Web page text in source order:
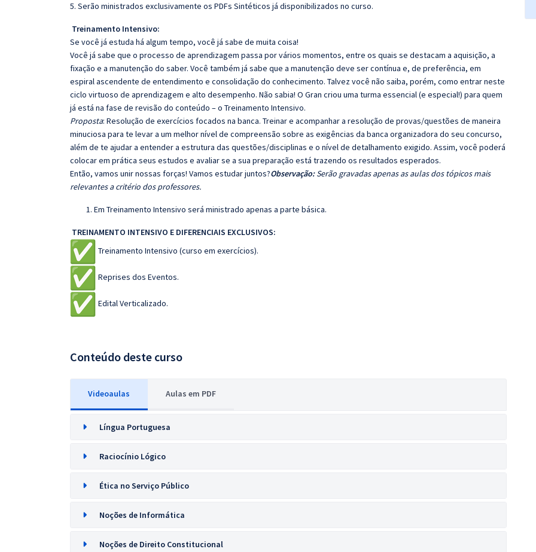
5. Serão ministrados exclusivamente os PDFs Sintéticos já disponibilizados no curso.
Treinamento Intensivo:
Se você já estuda há algum tempo, você já sabe de muita coisa!
Você já sabe que o processo de aprendizagem passa por vários momentos, entre os quais se destacam a aquisição, a
fixação e a manutenção do saber. Você também já sabe que a manutenção deve ser contínua e, de preferência, em
espiral ascendente de entendimento e consolidação do conhecimento. Talvez você não saiba, porém, como entrar neste
ciclo virtuoso de aprendizagem e alto desempenho. Não sabia! O Gran criou uma turma essencial (e especial!) para quem
já está na fase de revisão do conteúdo – o Treinamento Intensivo.
Proposta: Resolução de exercícios focados na banca. Treinar e acompanhar a resolução de provas/questões de maneira
minuciosa para te levar a um melhor nível de compreensão sobre as exigências da banca organizadora do seu concurso,
além de te ajudar a entender a estrutura das questões/disciplinas e o nível de detalhamento exigido. Assim, você poderá
colocar em prática seus estudos e avaliar se a sua preparação está trazendo os resultados esperados.
Então, vamos unir nossas forças! Vamos estudar juntos?Observação:Serão gravadas apenas as aulas dos tópicos mais
relevantes a critério dos professores.
Em Treinamento Intensivo será ministrado apenas a parte básica.
TREINAMENTO INTENSIVO E DIFERENCIAIS EXCLUSIVOS:
Treinamento Intensivo (curso em exercícios).
Reprises dos Eventos.
Edital Verticalizado.
Conteúdo deste curso
Videoaulas Aulas em PDF
Língua Portuguesa
Raciocínio Lógico
Ética no Serviço Público
Noções de Informática
Noções de Direito Constitucional